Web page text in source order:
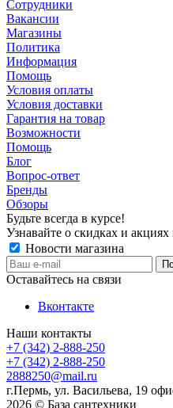
Сотрудники
Вакансии
Магазины
Политика
Информация
Помощь
Условия оплаты
Условия доставки
Гарантия на товар
Возможности
Помощь
Блог
Вопрос-ответ
Бренды
Обзоры
Будьте всегда в курсе!
Узнавайте о скидках и
Новости магазина
Оставайтесь на связи
Вконтакте
Наши контакты
+7 (342) 2-888-250
+7 (342) 2-888-250
2888250@mail.ru
г.Пермь, ул. Васильева, 19
2026 © База сантехники